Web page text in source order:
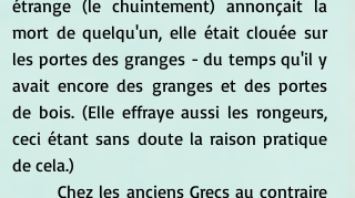
étrange (le chuintement) annonçait la
mort de quelqu'un, elle était clouée sur
les portes des granges - du temps qu'il y
avait encore des granges et des portes
de bois. (Elle effraye aussi les rongeurs,
ceci étant sans doute la raison pratique
de cela.)
Chez les anciens Grecs au contraire